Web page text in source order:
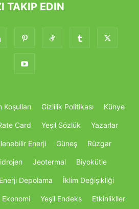
TAKIP EDIN
Koşulları Gizlilik Politikası Künye
Card Yeşil Sözlük Yazarlar
Enerji Güneş Rüzgar
Jeotermal Biyokütle
Enerji Depolama İklim Değişikliği
Ekonomi Yeşil Endeks Etkinlikller